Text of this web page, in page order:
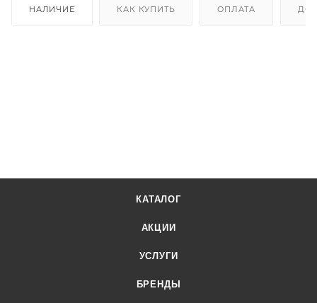
НАЛИЧИЕ КАК КУПИТЬ ОПЛАТА
КАТАЛОГ
АКЦИИ
УСЛУГИ
БРЕНДЫ